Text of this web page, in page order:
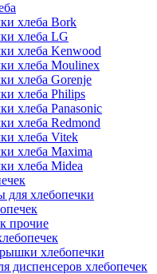
хлеба Bork
хлеба LG
хлеба Kenwood
хлеба Moulinex
хлеба Gorenje
хлеба Philips
хлеба Panasonic
хлеба Redmond
хлеба Vitek
хлеба Maxima
хлеба Midea
для хлебопечки
прочие
хлебопечки
диспенсеров хлебопечек